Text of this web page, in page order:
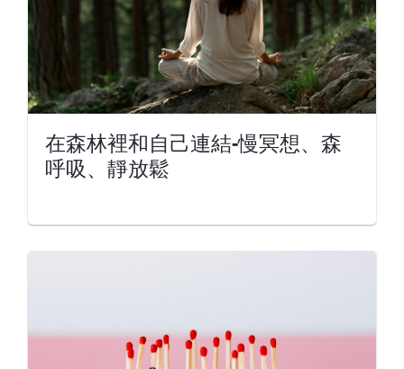
在森林裡和自己連結-慢冥想、森
呼吸、靜放鬆